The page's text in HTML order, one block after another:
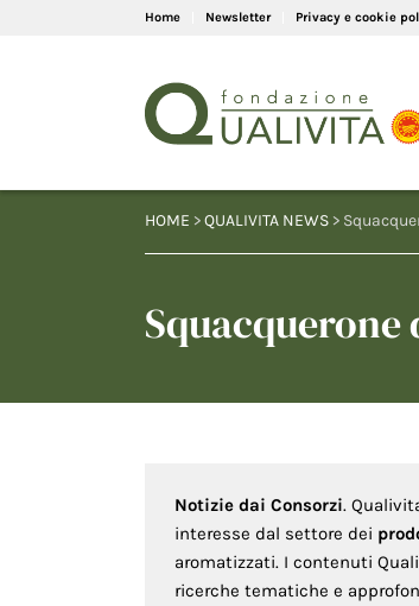
Home Newsletter Privacy e cookie
HOME >QUALIVITA NEWS >
Squacquerone
Notizie dai Consorzi.
interesse dal settore dei
aromatizzati. I contenuti
ricerche tematiche e